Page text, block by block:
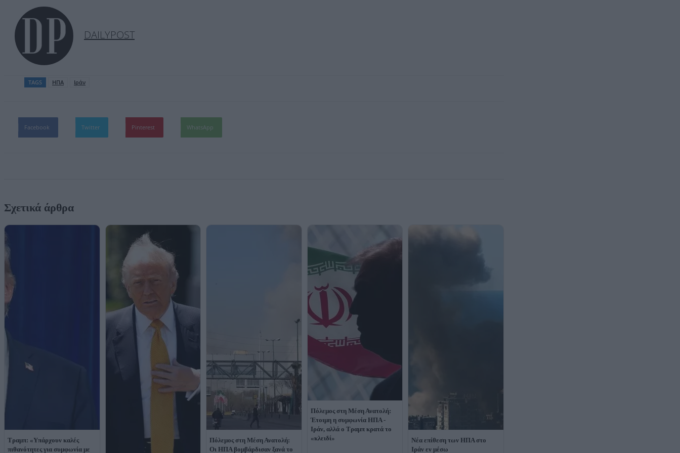
DAILYPOST
TAGS ΗΠΑ Ιράν
Facebook Twitter Pinterest WhatsApp
Σχετικά άρθρα
Τραμπ: «Υπάρχουν καλές
πιθανότητες για συμφωνία με
Πόλεμος στη Μέση Ανατολή:
Οι ΗΠΑ βομβάρδισαν ξανά το
Πόλεμος στη Μέση Ανατολή:
Έτοιμη η συμφωνία ΗΠΑ -
Ιράν, αλλά ο Τραμπ κρατά το
«κλειδί»
Νέα επίθεση των ΗΠΑ στο
Ιράν εν μέσω